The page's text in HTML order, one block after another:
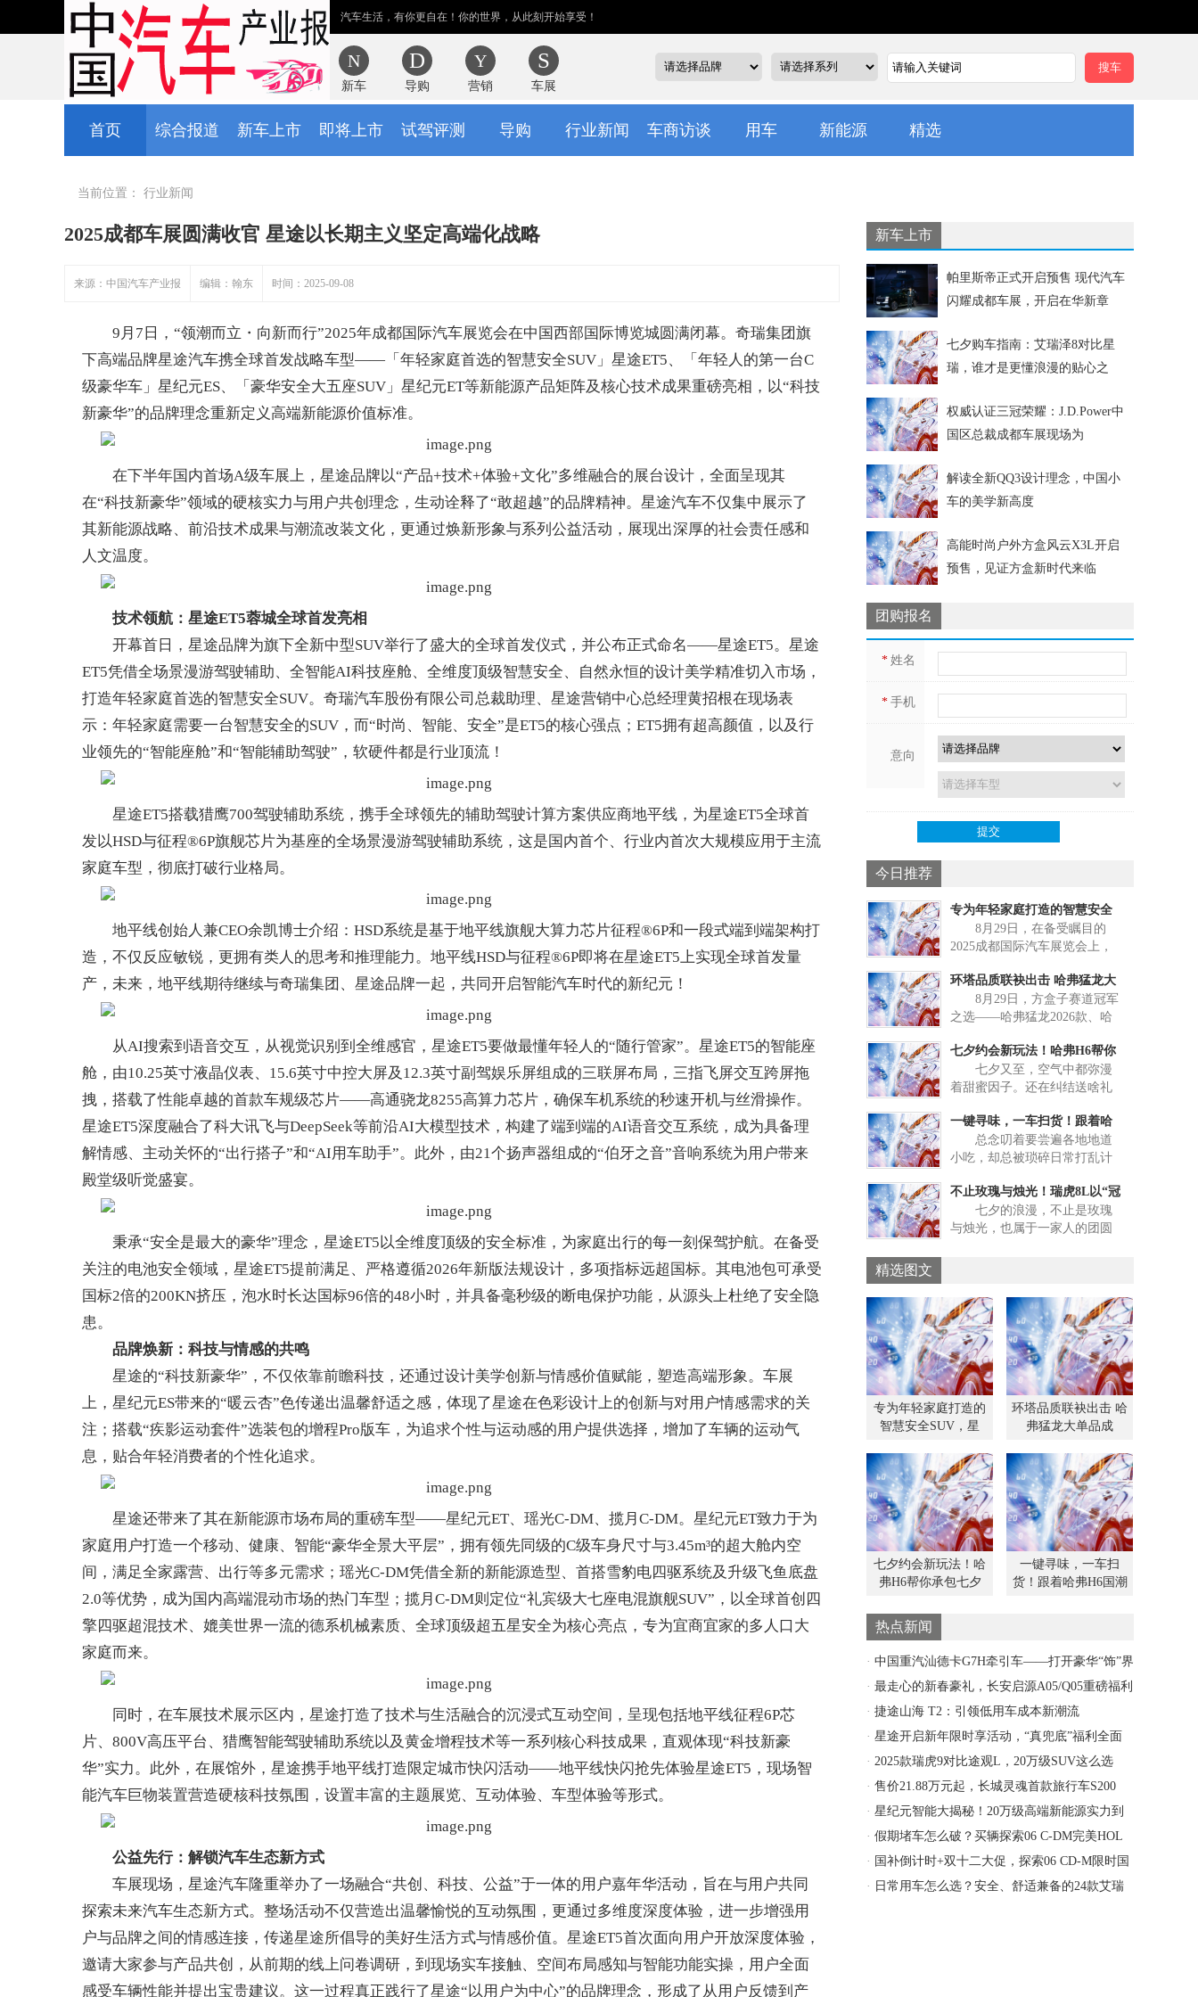
汽车生活，有你更自在！你的世界，从此刻开始享受！
新车 导购 营销 车展
首页 综合报道 新车上市 即将上市 试驾评测 导购 行业新闻 车商访谈 用车 新能源 精选
当前位置： 行业新闻
2025成都车展圆满收官 星途以长期主义坚定高端化战略
来源：中国汽车产业报 编辑：翰东 时间：2025-09-08
9月7日，“领潮而立・向新而行”2025年成都国际汽车展览会在中国西部国际博览城圆满闭幕。奇瑞集团旗
下高端品牌星途汽车携全球首发战略车型——「年轻家庭首选的智慧安全SUV」星途ET5、「年轻人的第一台C
级豪华车」星纪元ES、「豪华安全大五座SUV」星纪元ET等新能源产品矩阵及核心技术成果重磅亮相，以“科技
新豪华”的品牌理念重新定义高端新能源价值标准。
在下半年国内首场A级车展上，星途品牌以“产品+技术+体验+文化”多维融合的展台设计，全面呈现其
在“科技新豪华”领域的硬核实力与用户共创理念，生动诠释了“敢超越”的品牌精神。星途汽车不仅集中展示了
其新能源战略、前沿技术成果与潮流改装文化，更通过焕新形象与系列公益活动，展现出深厚的社会责任感和
人文温度。
技术领航： 星途ET5蓉城全球首发亮相
开幕首日，星途品牌为旗下全新中型SUV举行了盛大的全球首发仪式，并公布正式命名——星途ET5。星途
ET5凭借全场景漫游驾驶辅助、全智能AI科技座舱、全维度顶级智慧安全、自然永恒的设计美学精准切入市场，
打造年轻家庭首选的智慧安全SUV。奇瑞汽车股份有限公司总裁助理、星途营销中心总经理黄招根在现场表
示：年轻家庭需要一台智慧安全的SUV，而“时尚、智能、安全”是ET5的核心强点；ET5拥有超高颜值，以及行
业领先的“智能座舱”和“智能辅助驾驶”，软硬件都是行业顶流！
星途ET5搭载猎鹰700驾驶辅助系统，携手全球领先的辅助驾驶计算方案供应商地平线，为星途ET5全球首
发以HSD与征程®6P旗舰芯片为基座的全场景漫游驾驶辅助系统，这是国内首个、行业内首次大规模应用于主流
家庭车型，彻底打破行业格局。
地平线创始人兼CEO余凯博士介绍：HSD系统是基于地平线旗舰大算力芯片征程®6P和一段式端到端架构打
造，不仅反应敏锐，更拥有类人的思考和推理能力。地平线HSD与征程®6P即将在星途ET5上实现全球首发量
产，未来，地平线期待继续与奇瑞集团、星途品牌一起，共同开启智能汽车时代的新纪元！
从AI搜索到语音交互，从视觉识别到全维感官，星途ET5要做最懂年轻人的“随行管家”。星途ET5的智能座
舱，由10.25英寸液晶仪表、15.6英寸中控大屏及12.3英寸副驾娱乐屏组成的三联屏布局，三指飞屏交互跨屏拖
拽，搭载了性能卓越的首款车规级芯片——高通骁龙8255高算力芯片，确保车机系统的秒速开机与丝滑操作。
星途ET5深度融合了科大讯飞与DeepSeek等前沿AI大模型技术，构建了端到端的AI语音交互系统，成为具备理
解情感、主动关怀的“出行搭子”和“AI用车助手”。此外，由21个扬声器组成的“伯牙之音”音响系统为用户带来
殿堂级听觉盛宴。
秉承“安全是最大的豪华”理念，星途ET5以全维度顶级的安全标准，为家庭出行的每一刻保驾护航。在备受
关注的电池安全领域，星途ET5提前满足、严格遵循2026年新版法规设计，多项指标远超国标。其电池包可承受
国标2倍的200KN挤压，泡水时长达国标96倍的48小时，并具备毫秒级的断电保护功能，从源头上杜绝了安全隐
患。
品牌焕新：科技与情感的共鸣
星途的“科技新豪华”，不仅依靠前瞻科技，还通过设计美学创新与情感价值赋能，塑造高端形象。车展
上，星纪元ES带来的“暖云杏”色传递出温馨舒适之感，体现了星途在色彩设计上的创新与对用户情感需求的关
注；搭载“疾影运动套件”选装包的增程Pro版车，为追求个性与运动感的用户提供选择，增加了车辆的运动气
息，贴合年轻消费者的个性化追求。
星途还带来了其在新能源市场布局的重磅车型——星纪元ET、瑶光C-DM、揽月C-DM。星纪元ET致力于为
家庭用户打造一个移动、健康、智能“豪华全景大平层”，拥有领先同级的C级车身尺寸与3.45m³的超大舱内空
间，满足全家露营、出行等多元需求；瑶光C-DM凭借全新的新能源造型、首搭雪豹电四驱系统及升级飞鱼底盘
2.0等优势，成为国内高端混动市场的热门车型；揽月C-DM则定位“礼宾级大七座电混旗舰SUV”，以全球首创四
擎四驱超混技术、媲美世界一流的德系机械素质、全球顶级超五星安全为核心亮点，专为宜商宜家的多人口大
家庭而来。
同时，在车展技术展示区内，星途打造了技术与生活融合的沉浸式互动空间，呈现包括地平线征程6P芯
片、800V高压平台、猎鹰智能驾驶辅助系统以及黄金增程技术等一系列核心科技成果，直观体现“科技新豪
华”实力。此外，在展馆外，星途携手地平线打造限定城市快闪活动——地平线快闪抢先体验星途ET5，现场智
能汽车巨物装置营造硬核科技氛围，设置丰富的主题展览、互动体验、车型体验等形式。
公益先行： 解锁汽车生态新方式
车展现场，星途汽车隆重举办了一场融合“共创、科技、公益”于一体的用户嘉年华活动，旨在与用户共同
探索未来汽车生态新方式。整场活动不仅营造出温馨愉悦的互动氛围，更通过多维度深度体验，进一步增强用
户与品牌之间的情感连接，传递星途所倡导的美好生活方式与情感价值。星途ET5首次面向用户开放深度体验，
邀请大家参与产品共创，从前期的线上问卷调研，到现场实车接触、空间布局感知与智能功能实操，用户全面
感受车辆性能并提出宝贵建议。这一过程真正践行了星途“以用户为中心”的品牌理念，形成了从用户反馈到产
新车上市
帕里斯帝正式开启预售 现代汽车
闪耀成都车展，开启在华新章
七夕购车指南：艾瑞泽8对比星
瑞，谁才是更懂浪漫的贴心之
权威认证三冠荣耀：J.D.Power中
国区总裁成都车展现场为
解读全新QQ3设计理念，中国小
车的美学新高度
高能时尚户外方盒风云X3L开启
预售，见证方盒新时代来临
团购报名
* 姓名
* 手机
意向
今日推荐
专为年轻家庭打造的智慧安全
SUV，星途ET5把安
8月29日，在备受瞩目的
2025成都国际汽车展览会上，
举行了盛大的全球首发仪式，
并公布正式命名——星途ET5。
作为星途品牌秉承“敢超越”精
的战略之作，星途ET5凭借全场
景漫游驾驶辅助、全智能AI科
技座舱、全维度顶级智慧安
环塔品质联袂出击 哈弗猛龙大
单品成都车展大秀“
8月29日，方盒子赛道冠军
之选——哈弗猛龙2026款、哈
龙大单品）重磅亮相第二十七
届成都国际汽车展览会1号馆长
城展台。全系标配的强劲四
特约嘉宾的专业分享，深度诠
释哈弗猛龙大单品在泛越野领
域强大实力的同时，更以“环塔
远
七夕约会新玩法！哈弗H6帮你
承包七夕所有浪漫
七夕又至，空气中都弥漫
着甜蜜因子。还在纠结送啥礼
千篇一律的烛光晚餐，开上哈
弗H6带TA到城市边缘，解锁只
属于两个人的浪漫自驾，把专
乘，打造移动的甜蜜小窝
七夕约会，最怕体验“打折”，高
温上车像进蒸笼，手机没电错
一键寻味，一车扫货！跟着哈
弗H6国潮版走街串巷，
总念叨着要尝遍各地地道
小吃，却总被琐碎日常打乱计
暇、假期碎片，开上能装、能
导、好停、舒舒服服闯四方的
座驾哈弗H6国潮版，来一场说
真正的风味，常常藏在城
市的毛细血管里。为了一碗传
说中的
不止玫瑰与烛光！瑞虎8L以“冠
军实力”给家终极浪
七夕的浪漫，不止是玫瑰
与烛光，也属于一家人的团圆
的星空，陪孩子在草地上尽情
奔跑，和爱人分享沿途的点滴
温馨。 而这一切的美好，
都需要一辆足够可靠、懂家庭
所需的座驾来承载。瑞虎8L正
以灵活舒适大空间、全域安全
守护等全维
精选图文
专为年轻家庭打造的
智慧安全SUV，星
环塔品质联袂出击 哈
弗猛龙大单品成
七夕约会新玩法！哈
弗H6帮你承包七夕
一键寻味，一车扫
货！跟着哈弗H6国潮
热点新闻
· 中国重汽汕德卡G7H牵引车——打开豪华“饰”界
· 最走心的新春豪礼，长安启源A05/Q05重磅福利
· 捷途山海 T2：引领低用车成本新潮流
· 星途开启新年限时享活动，“真兜底”福利全面
守护购
· 2025款瑞虎9对比途观L，20万级SUV这么选
· 售价21.88万元起，长城灵魂首款旅行车S200
· 星纪元智能大揭秘！20万级高端新能源实力到
底有多
· 假期堵车怎么破？买辆探索06 C-DM完美HOL
· 国补倒计时+双十二大促，探索06 CD-M限时国
· 日常用车怎么选？安全、舒适兼备的24款艾瑞